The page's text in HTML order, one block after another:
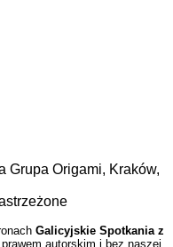
Grupa Origami, Kraków,
Galicyjskie Spotkania z
autorskim i bez naszej